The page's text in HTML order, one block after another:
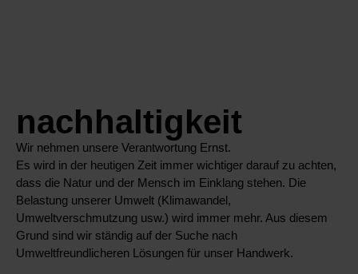
nachhaltigkeit
Wir nehmen unsere Verantwortung Ernst.
Es wird in der heutigen Zeit immer wichtiger darauf zu achten,
dass die Natur und der Mensch im Einklang stehen. Die
Belastung unserer Umwelt (Klimawandel,
Umweltverschmutzung usw.) wird immer mehr. Aus diesem
Grund sind wir ständig auf der Suche nach
Umweltfreundlicheren Lösungen für unser Handwerk.